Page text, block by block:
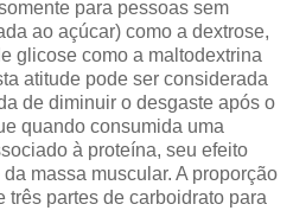
para pessoas sem
ao açúcar) como a dextrose,
glicose como a maltodextrina
atitude pode ser considerada
de diminuir o desgaste após o
quando consumida uma
à proteína, seu efeito
massa muscular. A proporção
três partes de carboidrato para